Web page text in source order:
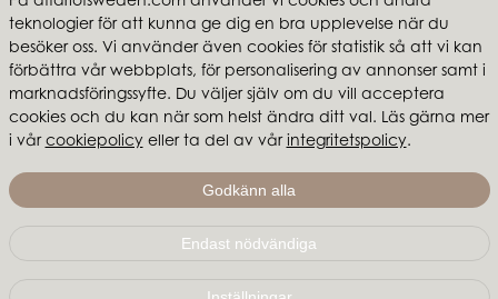
teknologier för att kunna ge dig en bra upplevelse när du
besöker oss. Vi använder även cookies för statistik så att vi kan
förbättra vår webbplats, för personalisering av annonser samt i
marknadsföringssyfte. Du väljer själv om du vill acceptera
cookies och du kan när som helst ändra ditt val. Läs gärna mer
i vår cookiepolicyeller ta del av vår integritetspolicy.
Godkänn alla
Endast nödvändiga
Följ oss
Affari of Sweden
Om oss
info@affariofsweden.com